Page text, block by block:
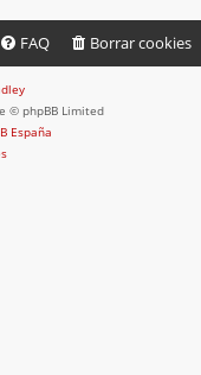
Borrar cookies
FAQ
© phpBB Limited
España